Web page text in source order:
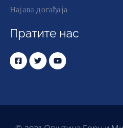
Најава догађаја
Пратите нас